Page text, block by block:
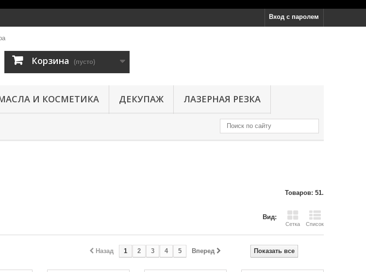
Вход с паролем
Корзина (пусто)
И КОСМЕТИКА ДЕКУПАЖ ЛАЗЕРНАЯ РЕЗКА
Товаров: 51.
Вид:
Сетка Список
Показать все
Назад 1 2 3 4 5 Вперед